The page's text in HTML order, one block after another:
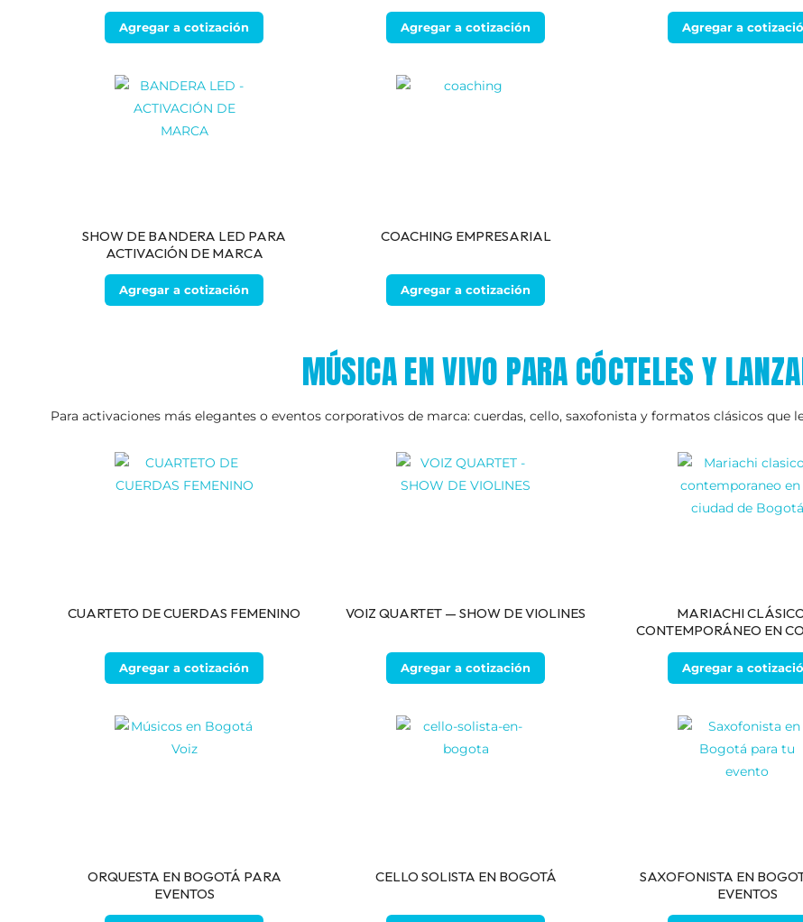
Agregar a cotización Agregar a cotización Agregar a
SHOW DE BANDERA LED PARA
ACTIVACIÓN DE MARCA
Agregar a cotización
COACHING EMPRESARIAL
Agregar a cotización
MÚSICA EN VIVO PARA CÓCTELES Y
Para activaciones más elegantes o eventos corporativos de marca: cuerdas, cello, saxofonista y formatos clásicos
CUARTETO DE CUERDAS FEMENINO
Agregar a cotización
VOIZ QUARTET — SHOW DE VIOLINES
Agregar a cotización
MARIACHI
CONTEMPORÁNEO EN
Agregar a
ORQUESTA EN BOGOTÁ PARA
EVENTOS
CELLO SOLISTA EN BOGOTÁ
SAXOFONISTA EN
EVENTOS